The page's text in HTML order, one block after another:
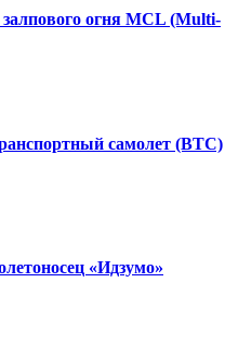
огня MCL (Multi-
самолет (BTC)
«Идзумо»